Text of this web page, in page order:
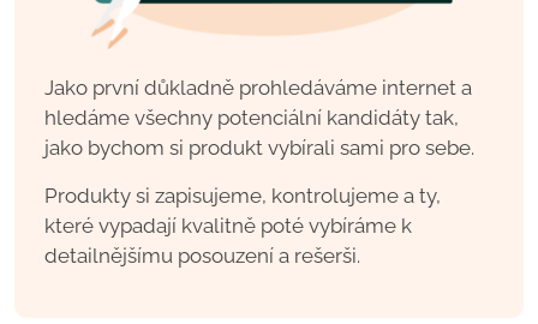
Jako první důkladně prohledáváme internet a
hledáme všechny potenciální kandidáty tak,
jako bychom si produkt vybírali sami pro sebe.
Produkty si zapisujeme, kontrolujeme a ty,
které vypadají kvalitně poté vybíráme k
detailnějšímu posouzení a rešerši.